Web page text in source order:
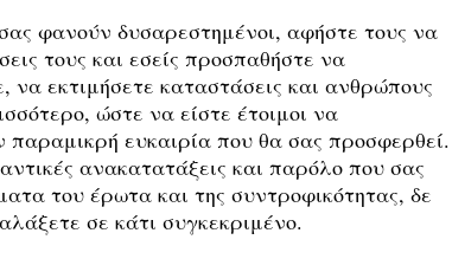
φανούν δυσαρεστημένοι, αφήστε τους να
τους και εσείς προσπαθήστε να
να εκτιμήσετε καταστάσεις και ανθρώπους
ώστε να είστε έτοιμοι να
παραμικρή ευκαιρία που θα σας προσφερθεί.
ανακατατάξεις και παρόλο που σας
του έρωτα και της συντροφικότητας, δε
σε κάτι συγκεκριμένο.